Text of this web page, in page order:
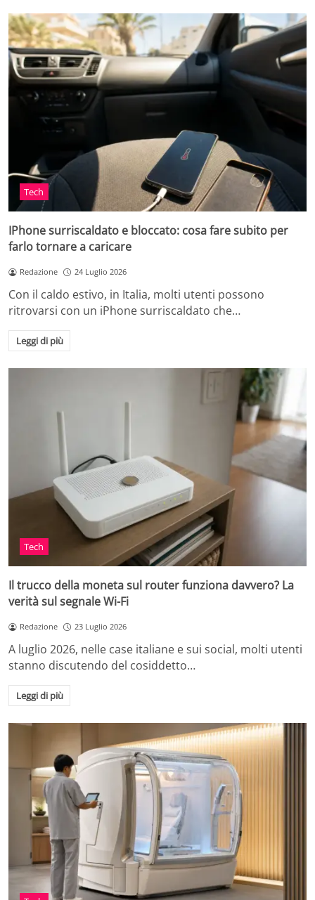
Tech
IPhone surriscaldato e bloccato: cosa fare subito per
farlo tornare a caricare
Redazione 24 Luglio 2026
Con il caldo estivo, in Italia, molti utenti possono
ritrovarsi con un iPhone surriscaldato che…
Leggi di più
Tech
Il trucco della moneta sul router funziona davvero? La
verità sul segnale Wi-Fi
Redazione 23 Luglio 2026
A luglio 2026, nelle case italiane e sui social, molti utenti
stanno discutendo del cosiddetto…
Leggi di più